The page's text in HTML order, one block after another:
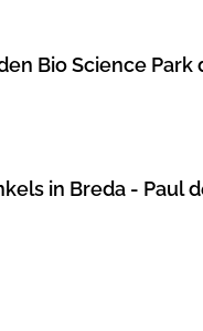
Bio Science
in Breda - Paul